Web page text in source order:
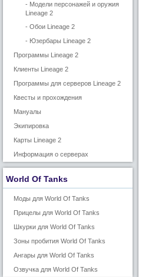
- Модели персонажей и оружия
Lineage 2
- Обои Lineage 2
- Юзербары Lineage 2
Программы Lineage 2
Клиенты Lineage 2
Программы для серверов Lineage 2
Квесты и прохождения
Мануалы
Экипировка
Карты Lineage 2
Информация о серверах
World Of Tanks
Моды для World Of Tanks
Прицелы для World Of Tanks
Шкурки для World Of Tanks
Зоны пробития World Of Tanks
Ангары для World Of Tanks
Озвучка для World Of Tanks